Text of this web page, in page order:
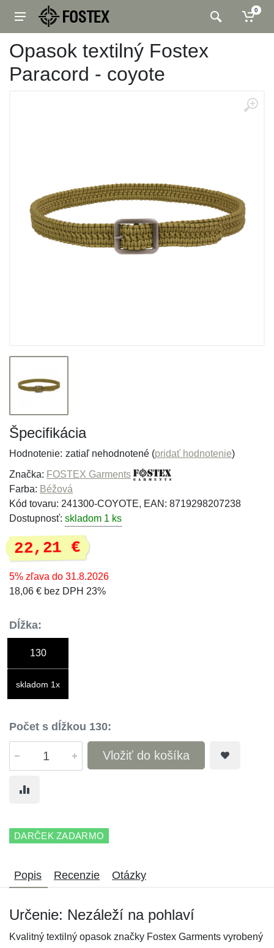
0
Opasok textilný Fostex
Paracord - coyote
Špecifikácia
Hodnotenie: zatiaľ nehodnotené (pridať hodnotenie)
Značka: FOSTEX Garments
Farba: Béžová
Kód tovaru: 241300-COYOTE, EAN: 8719298207238
Dostupnosť: skladom 1 ks
22,21 €
5% zľava do 31.8.2026
18,06 € bez DPH 23%
Dĺžka:
130
skladom 1x
Počet s dĺžkou 130:
Vložiť do košíka
DARČEK ZADARMO
Popis Recenzie Otázky
Určenie: Nezáleží na pohlaví
Kvalitný textilný opasok značky Fostex Garments vyrobený